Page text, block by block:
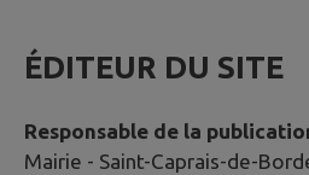
ÉDITEUR DU SITE
Responsable de la
Mairie - Saint-Caprais-de-